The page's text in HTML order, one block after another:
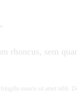
rhoncus, sem
mauris sit amet nibh.